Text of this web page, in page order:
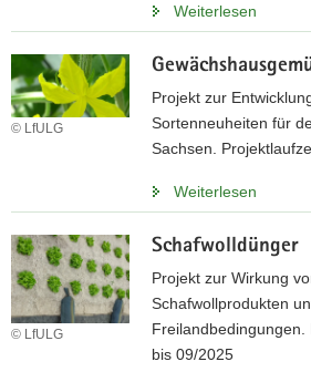
Weiterlesen
© LfULG
Projekt zur
Sortenneuheiten für
Sachsen.
Weiterlesen
Schafwolldünger
© LfULG
Projekt zur Wirkung
Schafwollprodukten
bis 09/2025